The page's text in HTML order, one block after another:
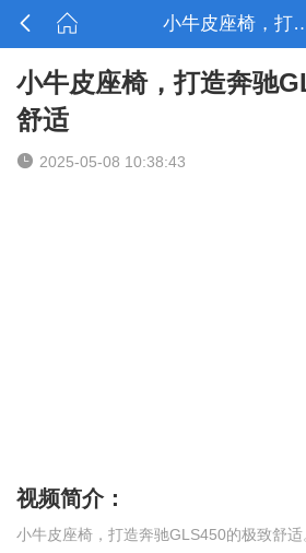
  小牛皮座椅，打造奔驰
小牛皮座椅，打造奔驰
舒适
 2025-05-08 10:38:43
视频简介：
小牛皮座椅，打造奔驰GLS450的极致舒